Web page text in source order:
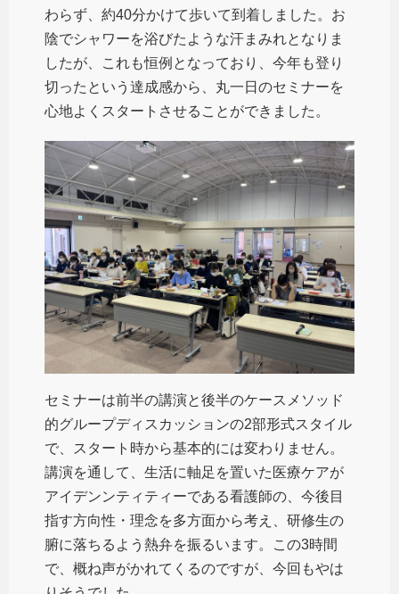
わらず、約40分かけて歩いて到着しました。お
陰でシャワーを浴びたような汗まみれとなりま
したが、これも恒例となっており、今年も登り
切ったという達成感から、丸一日のセミナーを
心地よくスタートさせることができました。
セミナーは前半の講演と後半のケースメソッド
的グループディスカッションの2部形式スタイル
で、スタート時から基本的には変わりません。
講演を通して、生活に軸足を置いた医療ケアが
アイデンンティティーである看護師の、今後目
指す方向性・理念を多方面から考え、研修生の
腑に落ちるよう熱弁を振るいます。この3時間
で、概ね声がかれてくるのですが、今回もやは